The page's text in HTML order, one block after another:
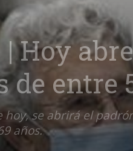
| Hoy
de entre
hoy, se abrirá el
años.